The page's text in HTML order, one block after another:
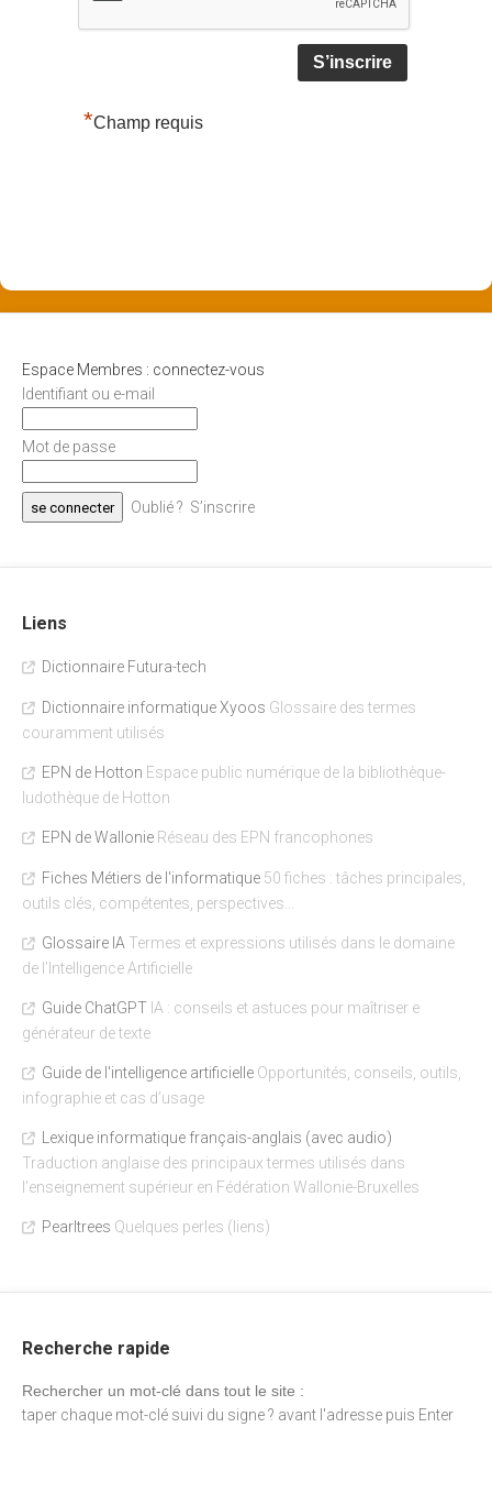
*Champ requis
Espace Membres : connectez-vous
Identifiant ou e-mail
Mot de passe
Oublié ? S’inscrire
Liens
Dictionnaire Futura-tech
Dictionnaire informatique Xyoos Glossaire des termes
couramment utilisés
EPN de Hotton Espace public numérique de la bibliothèque-
ludothèque de Hotton
EPN de Wallonie Réseau des EPN francophones
Fiches Métiers de l'informatique 50 fiches : tâches principales,
outils clés, compétentes, perspectives…
Glossaire IA Termes et expressions utilisés dans le domaine
de l’Intelligence Artificielle
Guide ChatGPT IA : conseils et astuces pour maîtriser e
générateur de texte
Guide de l'intelligence artificielle Opportunités, conseils, outils,
infographie et cas d’usage
Lexique informatique français-anglais (avec audio)
Traduction anglaise des principaux termes utilisés dans
l’enseignement supérieur en Fédération Wallonie-Bruxelles
Pearltrees Quelques perles (liens)
Recherche rapide
Rechercher un mot-clé dans tout le site :
taper chaque mot-clé suivi du signe ? avant l'adresse puis Enter